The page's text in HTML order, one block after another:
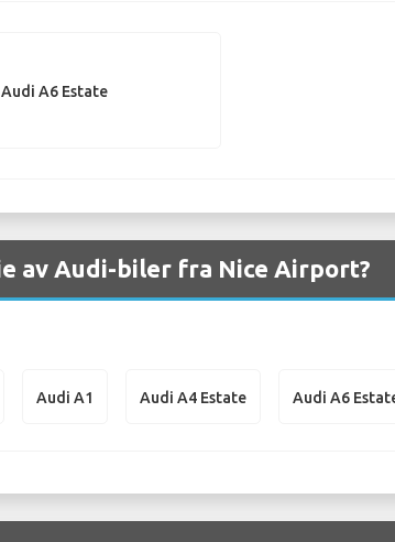
Audi A6 Estate
av Audi-biler fra Nice Airport?
Audi A1 Audi A4 Estate Audi A6